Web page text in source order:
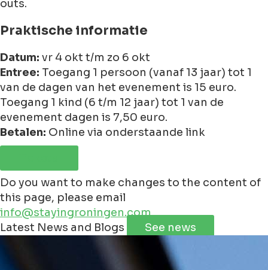
outs.
Praktische informatie
Datum: vr 4 okt t/m zo 6 okt
Entree: Toegang 1 persoon (vanaf 13 jaar) tot 1
van de dagen van het evenement is 15 euro.
Toegang 1 kind (6 t/m 12 jaar) tot 1 van de
evenement dagen is 7,50 euro.
Betalen: Online via onderstaande link
Do you want to make changes to the content of
this page, please email
info@stayingroningen.com
+
Leaflet | ©JawgMaps©OpenStreetMap
Latest News and Blogs See news